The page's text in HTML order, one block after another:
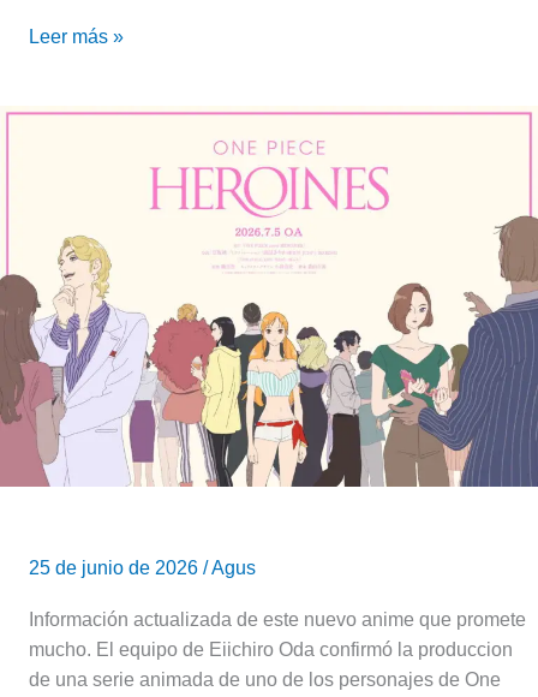
Leer más »
25 de junio de 2026 /Agus
Información actualizada de este nuevo anime que promete
mucho. El equipo de Eiichiro Oda confirmó la produccion
de una serie animada de uno de los personajes de One
One
estreno,
de
qué
trata
y
más